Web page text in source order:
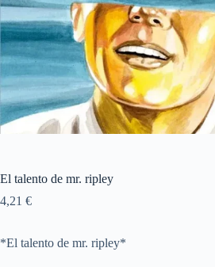
El talento de mr. ripley
4,21 €
*El talento de mr. ripley*